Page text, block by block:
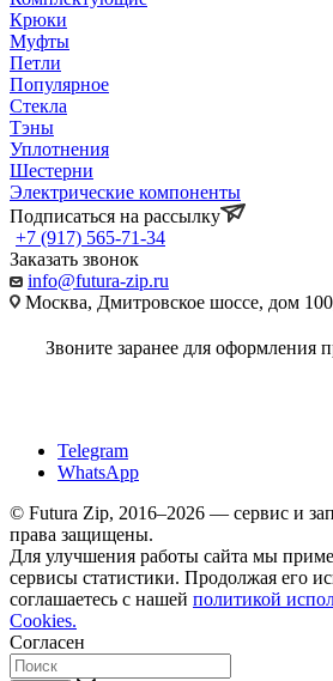
Крюки
Муфты
Петли
Популярное
Стекла
Тэны
Уплотнения
Шестерни
Электрические компоненты
Подписаться на рассылку
+7 (917) 565-71-34
Заказать звонок
info@futura-zip.ru
Москва, Дмитровское шоссе, дом
Звоните заранее для оформления
Telegram
WhatsApp
© Futura Zip, 2016–2026 — сервис и
права защищены.
Для улучшения работы сайта мы
сервисы статистики. Продолжая его
соглашаетесь с нашей политикой
Cookies.
Согласен